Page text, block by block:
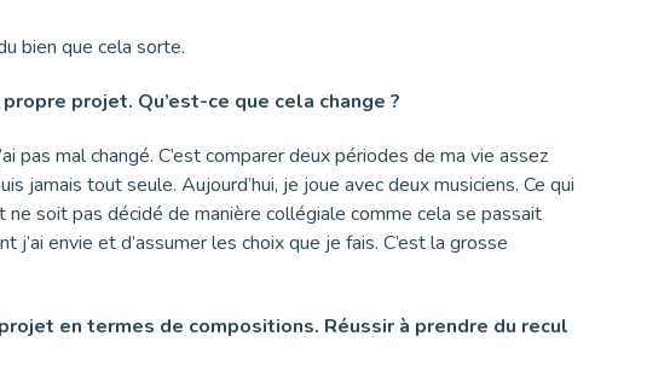
bien que cela sorte.
projet. Qu’est-ce que cela change ?
pas mal changé. C’est comparer deux périodes de ma vie assez
jamais tout seule. Aujourd’hui, je joue avec deux musiciens. Ce qui
soit pas décidé de manière collégiale comme cela se passait
envie et d’assumer les choix que je fais. C’est la grosse
en termes de compositions. Réussir à prendre du recul